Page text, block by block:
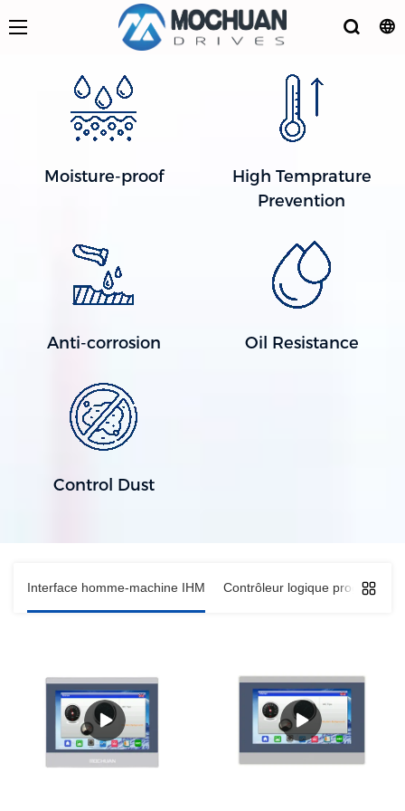
Moisture-proof
High Temprature
Prevention
Anti-corrosion Oil Resistance
Control Dust
Interface homme-machine IHM Contrôleur logique